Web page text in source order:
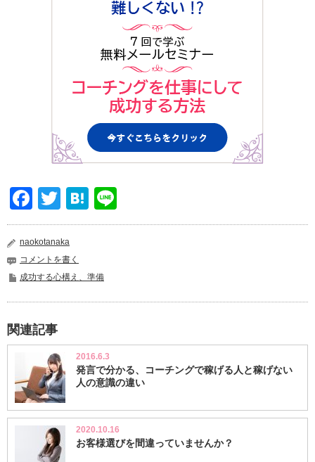
Facebook
TwitterHatena
naokotanaka
コメントを書く
成功する心構え、準備
関連記事
2016.6.3
発言で分かる、コーチングで稼げる人と稼げない
人の意識の違い
2020.10.16
お客様選びを間違っていませんか？